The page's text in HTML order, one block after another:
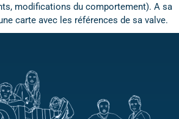
modifications du comportement). A sa
carte avec les références de sa valve.